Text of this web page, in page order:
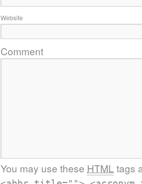
Website
Comment
You may use these HTML tags